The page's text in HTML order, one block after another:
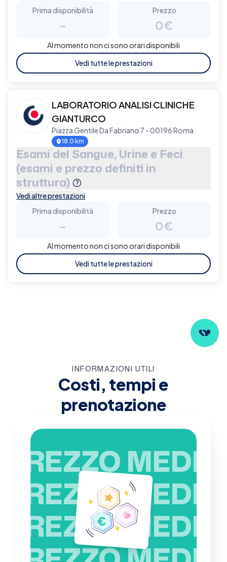
Prima disponibilità
-
Prezzo
0€
Al momento non ci sono orari disponibili
Vedi tutte le prestazioni
LABORATORIO ANALISI CLINICHE
GIANTURCO
Piazza Gentile Da Fabriano 7 - 00196 Roma
18.0 km
Esami del Sangue, Urine e Feci
(esami e prezzo definiti in
struttura)
Vedi altre prestazioni
Prima disponibilità
-
Prezzo
0€
Al momento non ci sono orari disponibili
Vedi tutte le prestazioni
INFORMAZIONI UTILI
Costi, tempi e
prenotazione
PREZZO MEDIO
PREZZO MEDIO
PREZZO MEDIO